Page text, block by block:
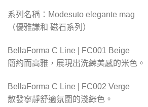
系列名稱：Modesuto elegante mag
（優雅謙和 磁石系列）
BellaForma C Line | FC001 Beige
簡約而高雅，展現出洗練美感的米色。
BellaForma C Line | FC002 Verge
散發寧靜舒適氛圍的淺綠色。